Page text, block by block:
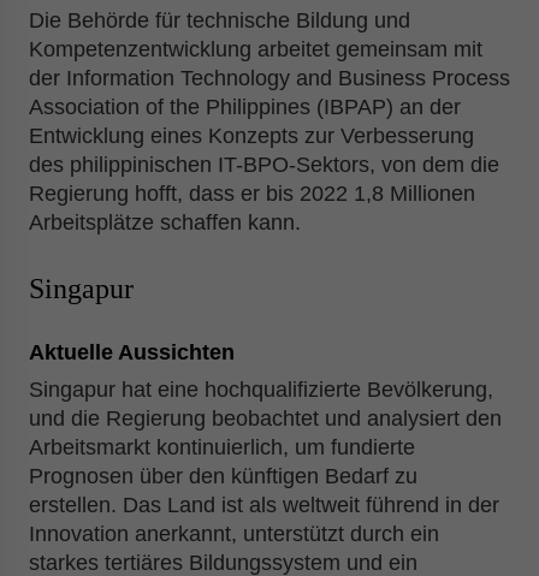
Die Behörde für technische Bildung und
Kompetenzentwicklung arbeitet gemeinsam mit
der Information Technology and Business Process
Association of the Philippines (IBPAP) an der
Entwicklung eines Konzepts zur Verbesserung
des philippinischen IT-BPO-Sektors, von dem die
Regierung hofft, dass er bis 2022 1,8 Millionen
Arbeitsplätze schaffen kann.
Singapur
Aktuelle Aussichten
Singapur hat eine hochqualifizierte Bevölkerung,
und die Regierung beobachtet und analysiert den
Arbeitsmarkt kontinuierlich, um fundierte
Prognosen über den künftigen Bedarf zu
erstellen. Das Land ist als weltweit führend in der
Innovation anerkannt, unterstützt durch ein
starkes tertiäres Bildungssystem und ein